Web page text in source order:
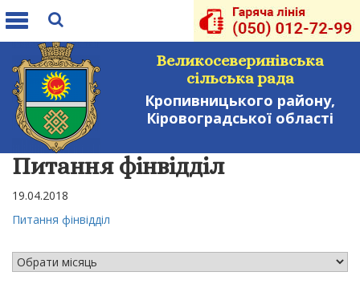
Toggle
Великосеверинівська
сільська рада
Кропивницького району,
Кіровоградської області
Питання фінвідділ
19.04.2018
Питання фінвідділ